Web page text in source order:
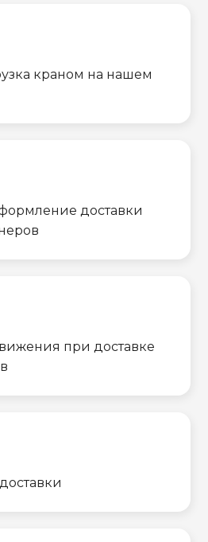
краном на нашем
доставки
при доставке